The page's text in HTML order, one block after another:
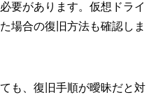
要があります。仮想ドライ
場合の復旧方法も確認しま
も、復旧手順が曖昧だと対